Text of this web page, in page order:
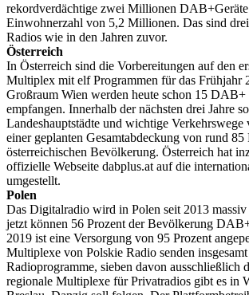
rekordverdächtige zwei Millionen
Einwohnerzahl von 5,2 Millionen. Das sind
Radios wie in den Jahren zuvor.
Österreich
In Österreich sind die Vorbereitungen auf den
Multiplex mit elf Programmen für das Frühjahr
Großraum Wien werden heute schon 15 DAB+
empfangen. Innerhalb der nächsten drei Jahre
Landeshauptstädte und wichtige Verkehrswege
einer geplanten Gesamtabdeckung von rund 85
österreichischen Bevölkerung. Österreich hat
offizielle Webseite dabplus.at auf die
umgestellt.
Polen
Das Digitalradio wird in Polen seit 2013 massiv
jetzt können 56 Prozent der Bevölkerung
2019 ist eine Versorgung von 95 Prozent
Multiplexe von Polskie Radio senden
Radioprogramme, sieben davon ausschließlich
regionale Multiplexe für Privatradios gibt es in